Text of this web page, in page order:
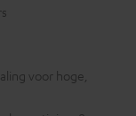
voor hoge,